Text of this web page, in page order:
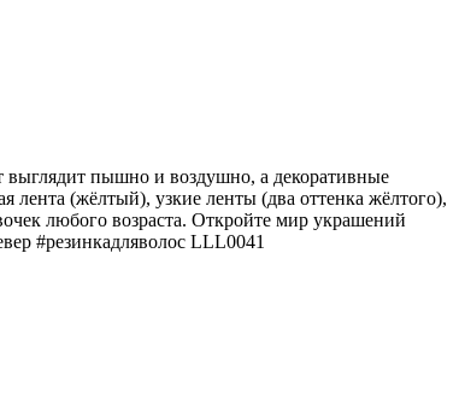
выглядит пышно и воздушно, а декоративные
(жёлтый), узкие ленты (два оттенка жёлтого),
любого возраста. Откройте мир украшений
#резинкадляволос LLL0041